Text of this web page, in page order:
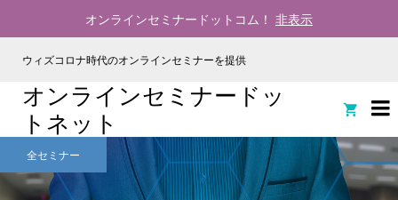
ウィズコロナ時代のオンラインセミナーを提供
オンラインセミナードッ
トネット

全セミナー
オンラインセミナードットコム！ 非表示